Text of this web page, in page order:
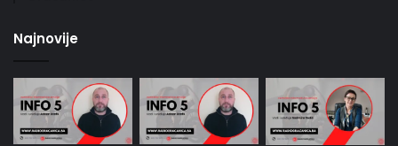
Najnovije